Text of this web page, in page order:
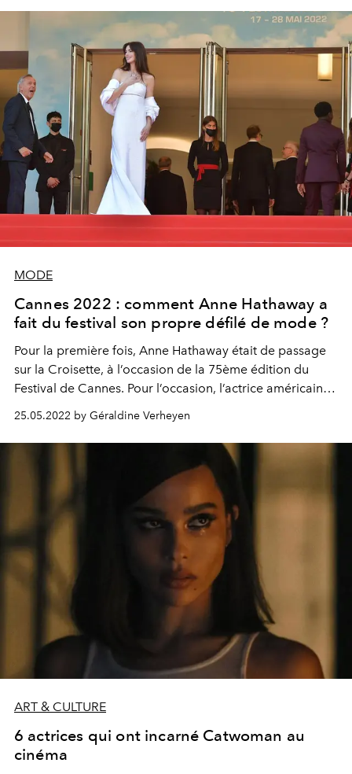
MODE
Cannes 2022 : comment Anne Hathaway a
fait du festival son propre défilé de mode ?
Pour la première fois, Anne Hathaway était de passage
sur la Croisette, à l’occasion de la 75ème édition du
Festival de Cannes. Pour l’occasion, l’actrice américaine
a déployé une série de looks tous plus stylés les uns que
les autres, donnant véritablement vie à son personnage
légendaire de Mia Thermopolis dans le film culte
25.05.2022 by Géraldine Verheyen
ART & CULTURE
6 actrices qui ont incarné Catwoman au
cinéma